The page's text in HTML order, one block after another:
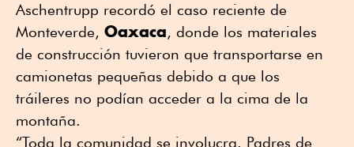
Aschentrupp recordó el caso reciente de
Monteverde, Oaxaca, donde los materiales
de construcción tuvieron que transportarse en
camionetas pequeñas debido a que los
tráileres no podían acceder a la cima de la
montaña.
“Toda la comunidad se involucra. Padres de